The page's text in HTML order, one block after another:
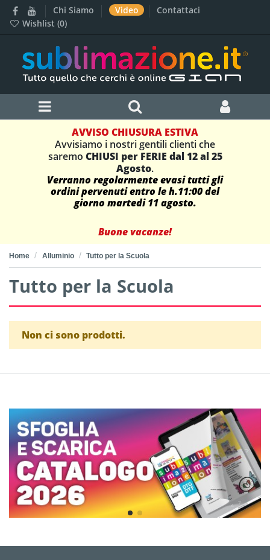
Chi Siamo Video
Contattaci
Wishlist (0)
AVVISO CHIUSURA ESTIVA
Avvisiamo i nostri gentili clienti che
saremo CHIUSI per FERIE dal 12 al 25
Agosto.
Verranno regolarmente evasi tutti gli
ordini pervenuti entro le h.11:00 del
giorno martedi 11 agosto.
Buone vacanze!
Home Alluminio Tutto per la Scuola
Tutto per la Scuola
Non ci sono prodotti.